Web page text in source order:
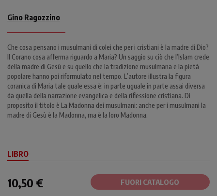
Gino Ragozzino
Che cosa pensano i musulmani di colei che per i cristiani è la madre di Dio?
Il Corano cosa afferma riguardo a Maria? Un saggio su ciò che l’Islam crede
della madre di Gesù e su quello che la tradizione musulmana e la pietà
popolare hanno poi riformulato nel tempo. L’autore illustra la figura
coranica di Maria tale quale essa è: in parte uguale in parte assai diversa
da quella della narrazione evangelica e della riflessione cristiana. Di
proposito il titolo è La Madonna dei musulmani: anche per i musulmani la
madre di Gesù è la Madonna, ma è la loro Madonna.
LIBRO
10,50 € FUORI CATALOGO